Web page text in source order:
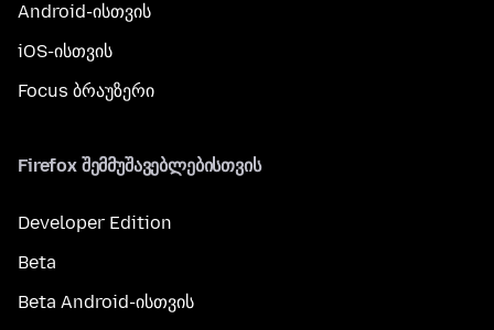
Android-ისთვის
iOS-ისთვის
Focus ბრაუზერი
Firefox შემმუშავებლებისთვის
Developer Edition
Beta
Beta Android-ისთვის